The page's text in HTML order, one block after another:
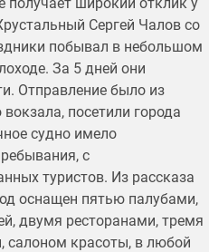
Сергей Чалов со
побывал в небольшом
За 5 дней они
Отправление было из
посетили города
судно имело
с
туристов. Из рассказа
оснащен пятью палубами,
двумя ресторанами, тремя
салоном красоты, в любой